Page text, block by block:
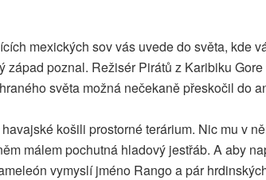
mexických sov vás uvede do světa, kde
poznal. Režisér Pirátů z Karibiku
světa možná nečekaně přeskočil do
košili prostorné terárium. Nic mu v
málem pochutná hladový jestřáb. A aby
vymyslí jméno Rango a pár